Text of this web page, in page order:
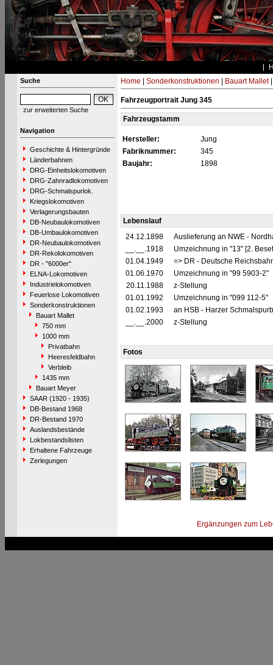
Suche
zur erweiterten Suche
Navigation
Geschichte & Hintergründe
Länderbahnen
DRG-Einheitslokomotiven
DRG-Zahnradlokomotiven
DRG-Schmalspurlok.
Kriegslokomotiven
Verlagerungsbauten
DB-Neubaulokomotiven
DB-Umbaulokomotiven
DR-Neubaulokomotiven
DR-Rekolokomotiven
DR - "6000er"
ELNA-Lokomotiven
Industrielokomotiven
Feuerlose Lokomotiven
Sonderkonstruktionen
Bauart Mallet
750 mm
1000 mm
Privatbahn
Heeresfeldbahn
Verbleib
1435 mm
Bauart Meyer
SAAR (1920 - 1935)
DB-Bestand 1968
DR-Bestand 1970
Auslandsbestände
Lokbestandslisten
Erhaltene Fahrzeuge
Zerlegungen
Home Sonderkonstruktionen Bauart Mallet
Fahrzeugportrait Jung 345
Fahrzeugstamm
Hersteller:
Jung
Fabriknummer:
345
Baujahr:
1898
Lebenslauf
24.12.1898
Auslieferung an NWE -
__.__.1918
Umzeichnung in "13" [2.
01.04.1949
=> DR - Deutsche
01.06.1970
Umzeichnung in "99 5903-2"
20.11.1988
z-Stellung
01.01.1992
Umzeichnung in "099 112-5"
01.02.1993
an HSB - Harzer
__.__.2000
z-Stellung
Fotos
Ergänzungen zum